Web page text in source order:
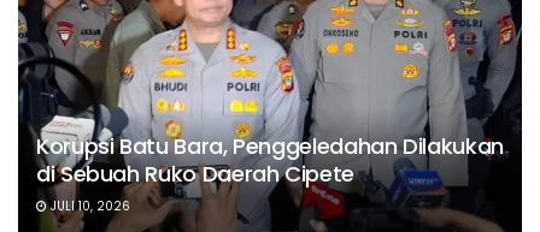
Korupsi Batu Bara, Penggeledahan Dilakukan
di Sebuah Ruko Daerah Cipete
JULI 10, 2026